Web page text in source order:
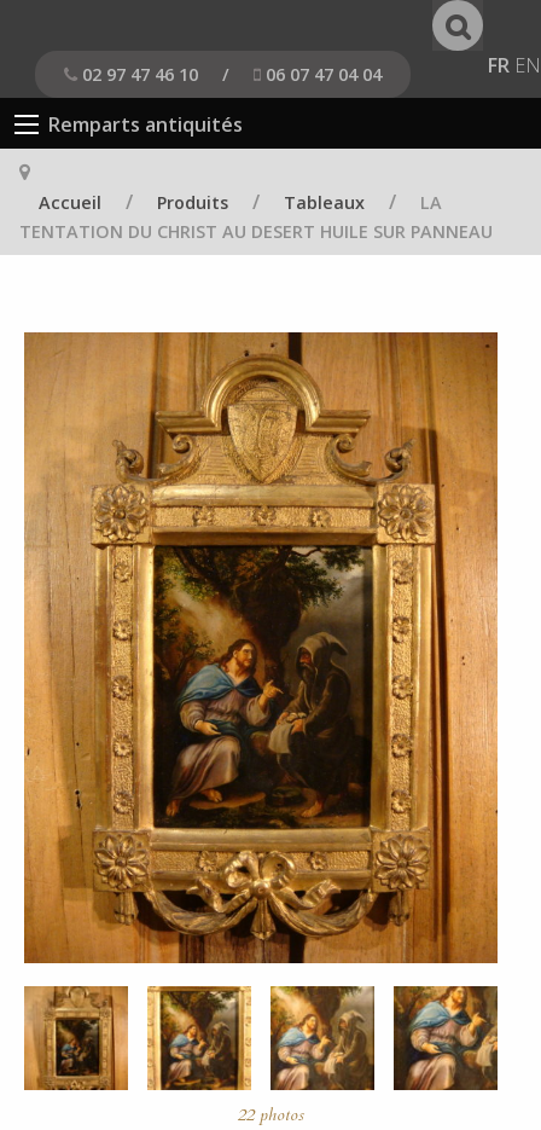
02 97 47 46 10 / 06 07 47 04 04 FR EN
Remparts antiquités
Accueil / Produits / Tableaux /
LA
TENTATION DU CHRIST AU DESERT HUILE SUR PANNEAU